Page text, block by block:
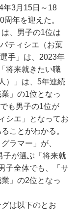
年3月15日～18
年を迎えた。
、男子の1位は
ティシエ（お菓
手」は、2023年
将来就きたい職
）」は、5年連続
」の1位となっ
も男子の1位が
シエ」となってお
ことがわかる。
ラマー」が、
子が選ぶ「将来就
子全体でも、「サ
」の2位となっ
は以下のとお